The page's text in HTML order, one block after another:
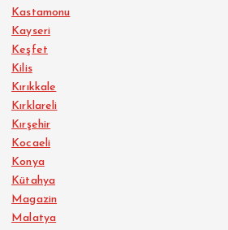
Kastamonu
Kayseri
Keşfet
Kilis
Kırıkkale
Kırklareli
Kırşehir
Kocaeli
Konya
Kütahya
Magazin
Malatya